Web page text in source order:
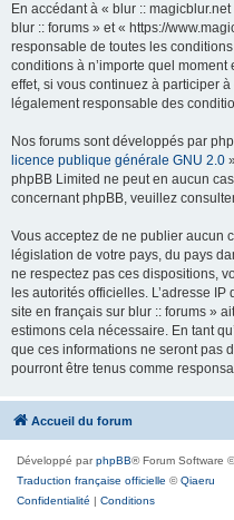
En accédant à « blur ::
blur :: forums » et « https://
responsable de toutes les
conditions à n’importe quel
effet, si vous continuez à participer
légalement responsable des
Nos forums sont développés par
licence publique générale GNU 2.0
phpBB Limited ne peut en aucun
concernant phpBB, veuillez
Vous acceptez de ne publier aucun
législation de votre pays, du pays
ne respectez pas ces dispositions,
les autorités officielles. L’adresse
site en français sur blur :: forums »
estimons cela nécessaire. En tant
que ces informations ne seront pas
pourront être tenus comme
Accueil du forum
Développé parphpBB® Forum Software
Traduction française officielle ©Qiaeru
Confidentialité | Conditions